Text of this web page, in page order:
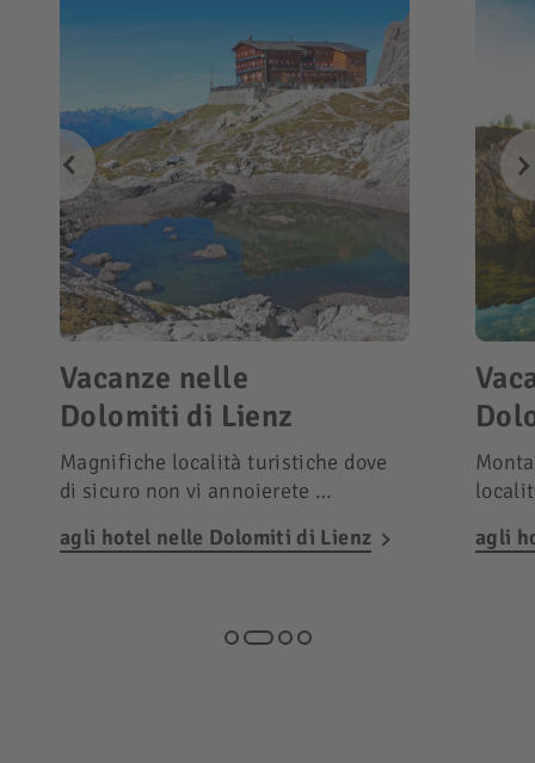
Vacanze nelle
Dolomiti di Lienz
Magnifiche località turistiche dove
di sicuro non vi annoierete …
agli hotel nelle Dolomiti di Lienz
agli